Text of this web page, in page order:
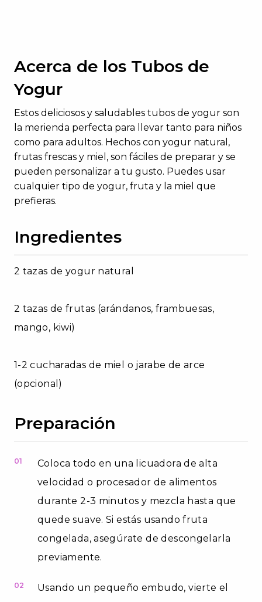
Acerca de los Tubos de
Yogur
Estos deliciosos y saludables tubos de yogur son
la merienda perfecta para llevar tanto para niños
como para adultos. Hechos con yogur natural,
frutas frescas y miel, son fáciles de preparar y se
pueden personalizar a tu gusto. Puedes usar
cualquier tipo de yogur, fruta y la miel que
prefieras.
Ingredientes
2 tazas de yogur natural
2 tazas de frutas (arándanos, frambuesas,
mango, kiwi)
1-2 cucharadas de miel o jarabe de arce
(opcional)
Preparación
01
Coloca todo en una licuadora de alta
velocidad o procesador de alimentos
durante 2-3 minutos y mezcla hasta que
quede suave. Si estás usando fruta
congelada, asegúrate de descongelarla
previamente.
02
Usando un pequeño embudo, vierte el